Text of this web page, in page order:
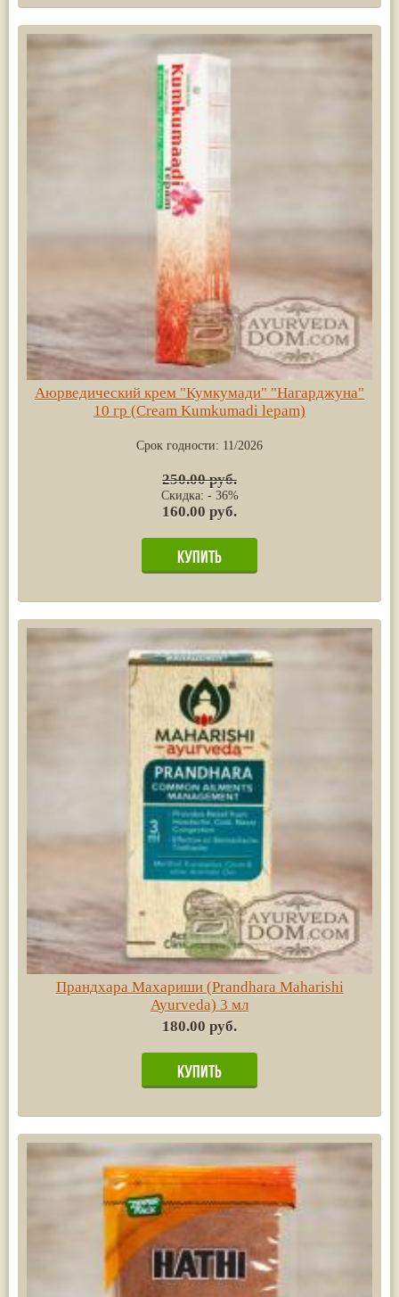
Аюрведический крем "Кумкумади" "Нагарджуна"
10 гр (Cream Kumkumadi lepam)
Срок годности: 11/2026
250.00 руб.
Скидка: - 36%
160.00 руб.
Прандхара Махариши (Prandhara Maharishi
Ayurvedа) 3 мл
180.00 руб.